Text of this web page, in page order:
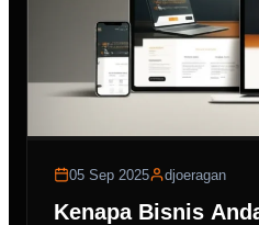
05 Sep 2025 djoeragan
Kenapa Bisnis